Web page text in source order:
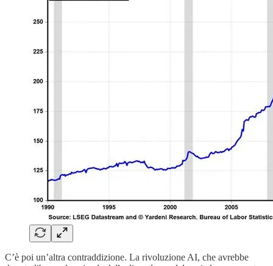
C’è poi un’altra contraddizione. La rivoluzione AI, che avrebbe